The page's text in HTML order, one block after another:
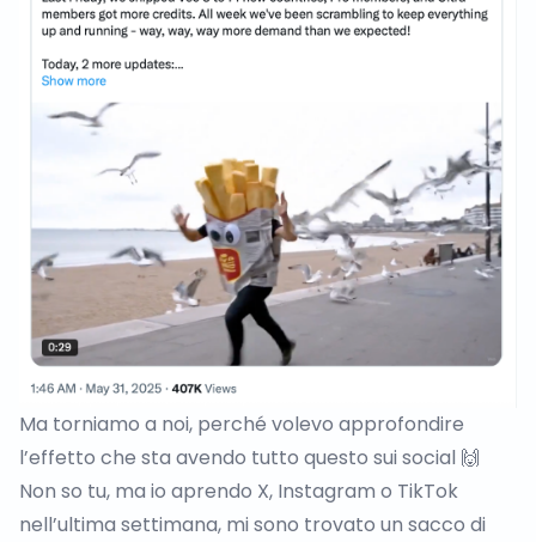
Ma torniamo a noi, perché volevo approfondire
l’effetto che sta avendo tutto questo sui social 🙌
Non so tu, ma io aprendo X, Instagram o TikTok
nell’ultima settimana, mi sono trovato un sacco di